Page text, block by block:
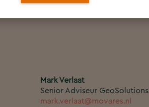
Mark Verlaat
Senior Adviseur GeoSolutions
mark.verlaat@movares.nl